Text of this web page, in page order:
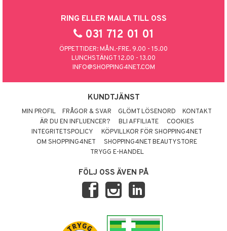
RING ELLER MAILA TILL OSS
031 712 01 01
ÖPPETTIDER: MÅN.-FRE. 9.00 - 15.00
LUNCHSTÄNGT 12.00 - 13.00
INFO@SHOPPING4NET.COM
KUNDTJÄNST
MIN PROFIL FRÅGOR & SVAR GLÖMT LÖSENORD
KONTAKT
ÄR DU EN INFLUENCER?
BLI AFFILIATE
COOKIES
INTEGRITETSPOLICY
KÖPVILLKOR FÖR SHOPPING4NET
OM SHOPPING4NET
SHOPPING4NET BEAUTYSTORE
TRYGG E-HANDEL
FÖLJ OSS ÄVEN PÅ